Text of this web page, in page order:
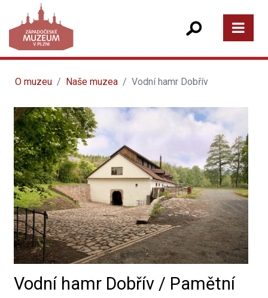
O muzeu Naše muzea Vodní hamr Dobřív
Vodní hamr Dobřív / Pamětní